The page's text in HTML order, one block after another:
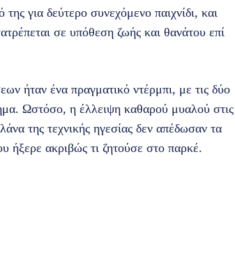
για δεύτερο συνεχόμενο παιχνίδι, και
σε υπόθεση ζωής και θανάτου επί
ήταν ένα πραγματικό ντέρμπι, με τις δύο
Ωστόσο, η έλλειψη καθαρού μυαλού στις
της τεχνικής ηγεσίας δεν απέδωσαν τα
ήξερε ακριβώς τι ζητούσε στο παρκέ.